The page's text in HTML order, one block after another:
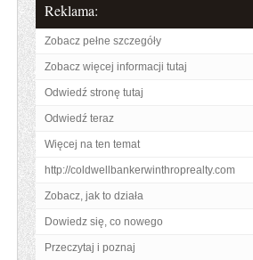
Reklama:
Zobacz pełne szczegóły
Zobacz więcej informacji tutaj
Odwiedź stronę tutaj
Odwiedź teraz
Więcej na ten temat
http://coldwellbankerwinthroprealty.com
Zobacz, jak to działa
Dowiedz się, co nowego
Przeczytaj i poznaj